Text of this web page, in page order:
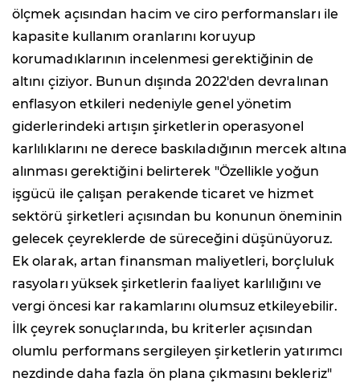
ölçmek açısından hacim ve ciro performansları ile
kapasite kullanım oranlarını koruyup
korumadıklarının incelenmesi gerektiğinin de
altını çiziyor. Bunun dışında 2022'den devralınan
enflasyon etkileri nedeniyle genel yönetim
giderlerindeki artışın şirketlerin operasyonel
karlılıklarını ne derece baskıladığının mercek altına
alınması gerektiğini belirterek "Özellikle yoğun
işgücü ile çalışan perakende ticaret ve hizmet
sektörü şirketleri açısından bu konunun öneminin
gelecek çeyreklerde de süreceğini düşünüyoruz.
Ek olarak, artan finansman maliyetleri, borçluluk
rasyoları yüksek şirketlerin faaliyet karlılığını ve
vergi öncesi kar rakamlarını olumsuz etkileyebilir.
İlk çeyrek sonuçlarında, bu kriterler açısından
olumlu performans sergileyen şirketlerin yatırımcı
nezdinde daha fazla ön plana çıkmasını bekleriz"